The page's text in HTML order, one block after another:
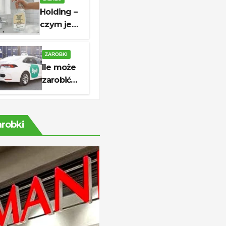
do której
czynne są
sklepy?
Holding –
czym jest,
i kiedy
warto go
utworzyć?
ZAROBKI
Ile może
zarobić
kierowca
dochód